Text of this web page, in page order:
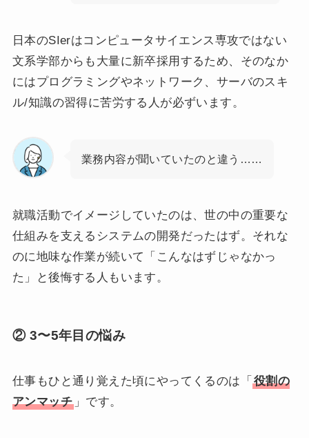
日本のSIerはコンピュータサイエンス専攻ではない
文系学部からも大量に新卒採用するため、そのなか
にはプログラミングやネットワーク、サーバのスキ
ル/知識の習得に苦労する人が必ずいます。
業務内容が聞いていたのと違う……
就職活動でイメージしていたのは、世の中の重要な
仕組みを支えるシステムの開発だったはず。それな
のに地味な作業が続いて「こんなはずじゃなかっ
た」と後悔する人もいます。
② 3〜5年目の悩み
仕事もひと通り覚えた頃にやってくるのは「 役割の
アンマッチ」です。